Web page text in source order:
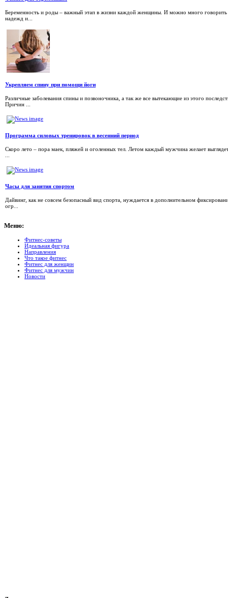
Беременность и роды – важный этап в жизни каждой женщины. И можно много говорить
надежд и...
Укрепляем спину при помощи йоги
Различные заболевания спины и позвоночника, а так же все вытекающие из этого
Причин ...
Программа силовых тренировок в весенний период
Скоро лето – пора маек, пляжей и оголенных тел. Летом каждый мужчина желает
Часы для занятия спортом
Дайвинг, как не совсем безопасный вид спорта, нуждается в дополнительном
огр...
Меню:
Фитнес-советы
Идеальная фигура
Направления
Что такое фитнес
Фитнес для женщин
Фитнес для мужчин
Новости